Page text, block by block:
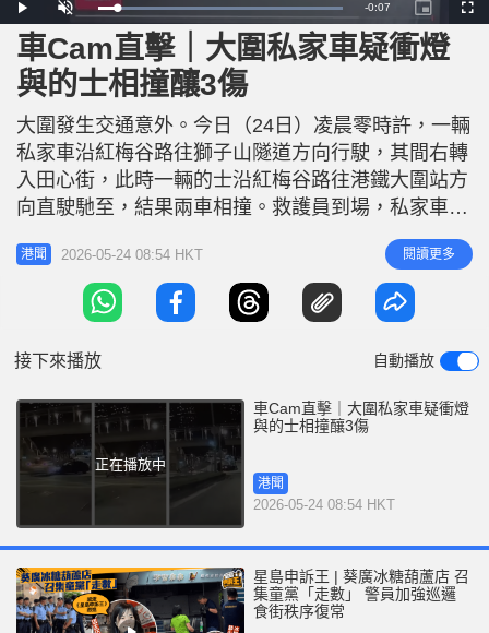
P
l
a
y
U
n
u
t
e
L
o
a
d
e
d
:
1
0
.
0
0
%
R
e
i
n
i
e
-0:07
P
i
c
t
u
i
c
t
u
r
e
F
u
車Cam直擊｜大圍私家車疑衝燈
與的士相撞釀3傷
大圍發生交通意外。今日（24日）凌晨零時許，一輛
私家車沿紅梅谷路往獅子山隧道方向行駛，其間右轉
入田心街，此時一輛的士沿紅梅谷路往港鐵大圍站方
向直駛馳至，結果兩車相撞。救護員到場，私家車26
歲姓蘇女司機胸口受傷，而的士45歲姓曾男司機和24
歲姓冼男乘客分別胸口和手臉受傷，3人清醒被送往
沙田威爾斯親王醫院治理。 網上流出意外一刻車
Cam影片，所見私家車在路口右轉，的士則直駛駛
港聞 2026-05-24 08:54 HKT 閱讀更多
接下來播放 自動播放
正在播放中
車Cam直擊｜大圍私家車疑衝燈
與的士相撞釀3傷
港聞
2026-05-24 08:54 HKT
星島申訴王 | 葵廣冰糖葫蘆店 召
集童黨「走數」 警員加強巡邏
食街秩序復常